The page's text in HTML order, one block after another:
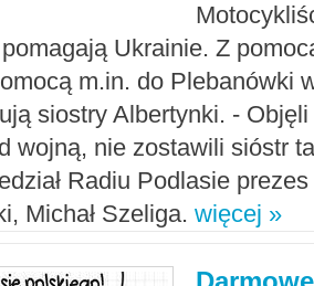
Ukrainie. Z
m.in. do Plebanówki
siostry Albertynki. -
wojną, nie zostawili sióstr
Radiu Podlasie
Michał Szeliga. więcej »